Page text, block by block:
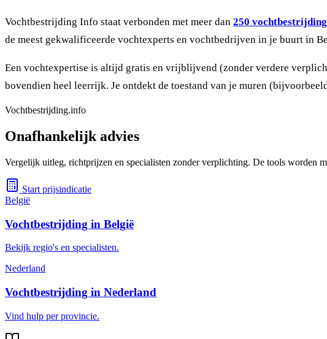
Vochtbestrijding Info staat verbonden met meer dan 250
de meest gekwalificeerde vochtexperts en vochtbedrijven in je buurt in
Een vochtexpertise is altijd gratis en vrijblijvend (zonder verdere
bovendien heel leerrijk. Je ontdekt de toestand van je muren
Vochtbestrijding.info
Onafhankelijk advies
Vergelijk uitleg, richtprijzen en specialisten zonder verplichting. De tools worden
Start prijsindicatie
België
Vochtbestrijding in België
Bekijk regio's en specialisten.
Nederland
Vochtbestrijding in Nederland
Vind hulp per provincie.